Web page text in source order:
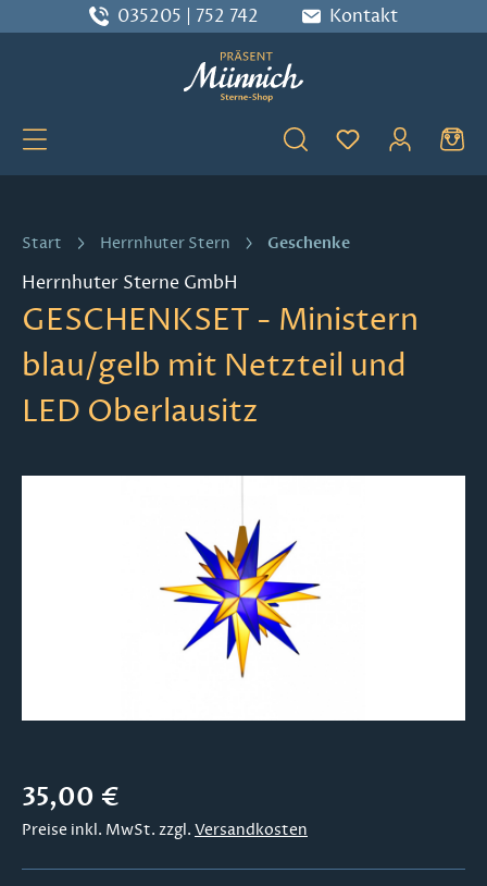
Zum Hauptinhalt springen
035205 | 752 742 Kontakt
Du hast 0
Start Herrnhuter Stern Geschenke
Herrnhuter Sterne GmbH
GESCHENKSET - Ministern
blau/gelb mit Netzteil und
LED Oberlausitz
Regulärer Preis:
35,00 €
Preise inkl. MwSt. zzgl. Versandkosten